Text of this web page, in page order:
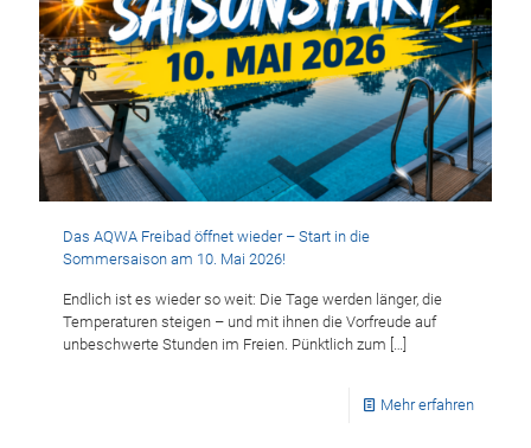
Das AQWA Freibad öffnet wieder – Start in die
Sommersaison am 10. Mai 2026!
Endlich ist es wieder so weit: Die Tage werden länger, die
Temperaturen steigen – und mit ihnen die Vorfreude auf
unbeschwerte Stunden im Freien. Pünktlich zum […]
Mehr erfahren